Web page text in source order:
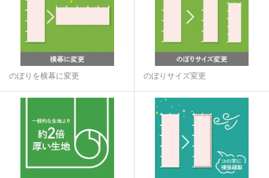
のぼりを横幕に変更 のぼりサイズ変更